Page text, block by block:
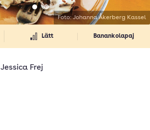
Lätt Banankolapaj
Jessica Frej
Foto: Johanna Åkerberg Kassel
Gå till bild 1 banoffee pie
Gå till bild 2